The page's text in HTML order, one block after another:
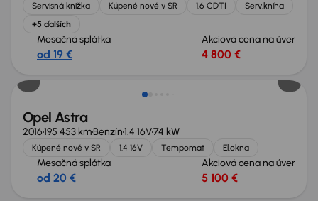
Servisná knižka Kúpené nové v SR 1.6 CDTI
Serv.kniha
+5 ďalších
Mesačná splátka
od 19 €
Akciová cena na úver
4 800 €
Nové v ponuke
Opel Astra
2016195 453 kmBenzín1.4 16V74 kW
Kúpené nové v SR 1.4 16V Tempomat El.okna
Mesačná splátka
od 20 €
Akciová cena na úver
5 100 €